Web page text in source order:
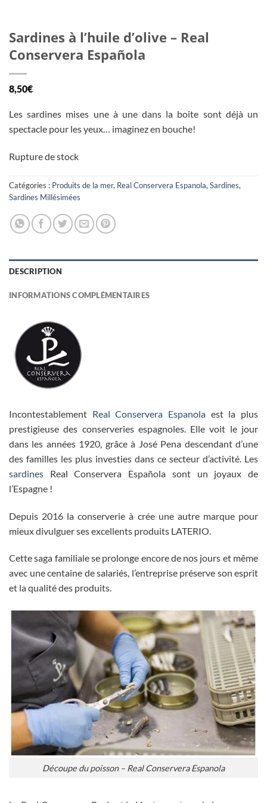
Sardines à l’huile d’olive – Real
Conservera Española
8,50€
Les sardines mises une à une dans la boite sont déjà un
spectacle pour les yeux… imaginez en bouche!
Rupture de stock
Catégories : Produits de la mer, Real Conservera Espanola,Sardines,
Sardines Millésimées
DESCRIPTION
INFORMATIONS COMPLÉMENTAIRES
Incontestablement Real Conservera Espanola est la plus
prestigieuse des conserveries espagnoles. Elle voit le jour
dans les années 1920, grâce à José Pena descendant d’une
des familles les plus investies dans ce secteur d’activité. Les
sardines Real Conservera Española sont un joyaux de
l’Espagne !
Depuis 2016 la conserverie à crée une autre marque pour
mieux divulguer ses excellents produits LATERIO.
Cette saga familiale se prolonge encore de nos jours et même
avec une centaine de salariés, l’entreprise préserve son esprit
et la qualité des produits.
Découpe du poisson – Real Conservera Espanola